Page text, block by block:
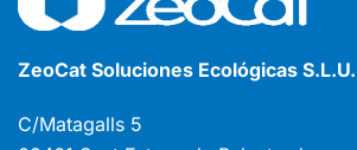
ZeoCat Soluciones Ecológicas S.L.U.
C/Matagalls 5